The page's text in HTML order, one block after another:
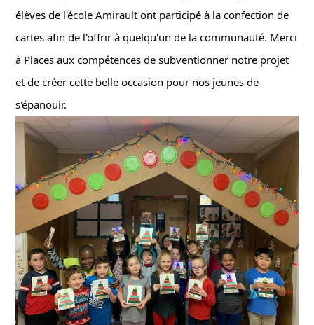
élèves de l'école Amirault ont participé à la confection de
cartes afin de l'offrir à quelqu'un de la communauté. Merci
à Places aux compétences de subventionner notre projet
et de créer cette belle occasion pour nos jeunes de
s'épanouir.